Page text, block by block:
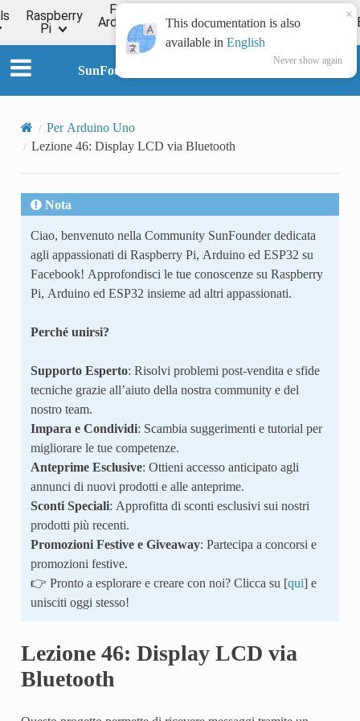
Raspberry
Pi
For
Arduino
ESP32
Online
Tutorial
Forum
SunFounder Universal Maker Sensor Kit
Per Arduino Uno
Lezione 46: Display LCD via Bluetooth
Nota
Ciao, benvenuto nella Community SunFounder dedicata
agli appassionati di Raspberry Pi, Arduino ed ESP32 su
Facebook! Approfondisci le tue conoscenze su Raspberry
Pi, Arduino ed ESP32 insieme ad altri appassionati.
Perché unirsi?
Supporto Esperto: Risolvi problemi post-vendita e sfide
tecniche grazie all’aiuto della nostra community e del
nostro team.
Impara e Condividi: Scambia suggerimenti e tutorial per
migliorare le tue competenze.
Anteprime Esclusive: Ottieni accesso anticipato agli
annunci di nuovi prodotti e alle anteprime.
Sconti Speciali: Approfitta di sconti esclusivi sui nostri
prodotti più recenti.
Promozioni Festive e Giveaway: Partecipa a concorsi e
promozioni festive.
👉 Pronto a esplorare e creare con noi? Clicca su [qui] e
unisciti oggi stesso!
Lezione 46: Display LCD via
Bluetooth
This documentation is also
available in English
Never show again
×